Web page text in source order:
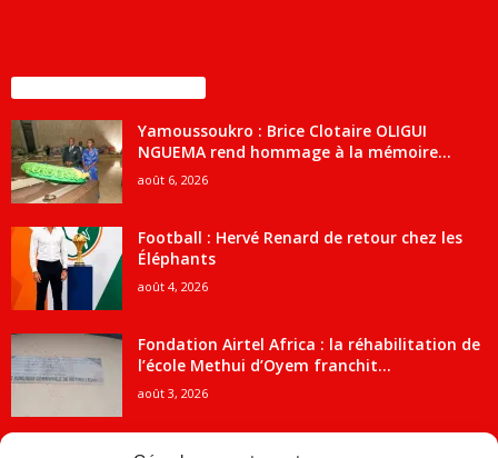
Yamoussoukro : Brice Clotaire OLIGUI
NGUEMA rend hommage à la mémoire...
août 6, 2026
Football : Hervé Renard de retour chez les
Éléphants
août 4, 2026
Fondation Airtel Africa : la réhabilitation de
l’école Methui d’Oyem franchit...
août 3, 2026